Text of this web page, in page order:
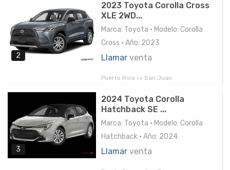
2
2023 Toyota Corolla Cross
XLE 2WD...
Marca: Toyota • Modelo: Corolla
Cross • Año: 2023
Llamar venta
Puerto Rico >> San Juan
3
2024 Toyota Corolla
Hatchback SE ...
Marca: Toyota • Modelo: Corolla
Hatchback • Año: 2024
Llamar venta